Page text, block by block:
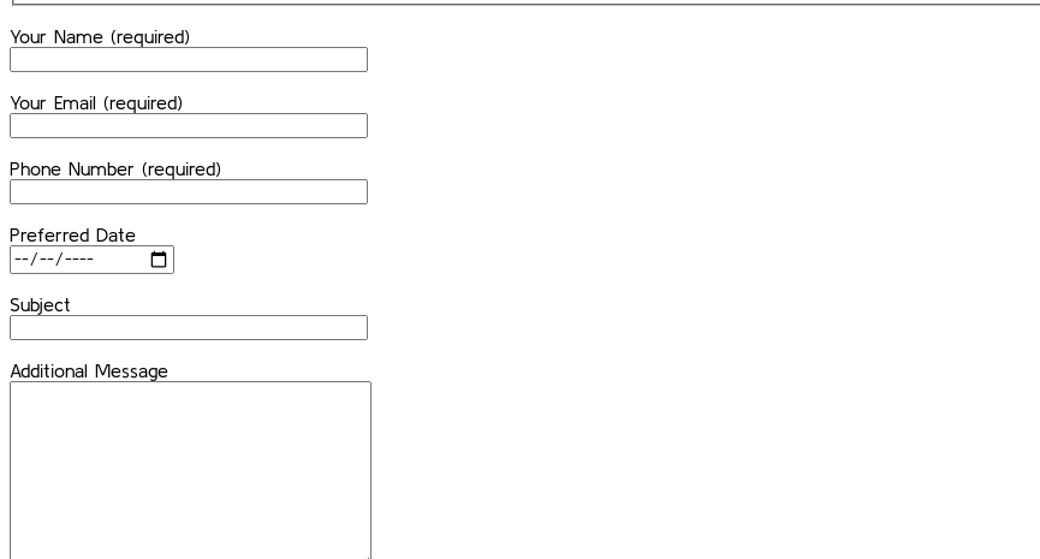
Your Name (required)
Your Email (required)
Phone Number (required)
Preferred Date
Subject
Additional Message